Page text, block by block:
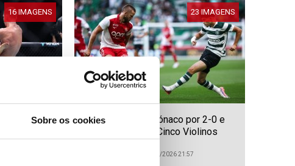
Sobre os cookies
16 IMAGENS
Fight
23 IMAGENS
Sporting vence Mónaco por 2-0 e
conquista Troféu Cinco Violinos
Data: 25/07/2026 21:57